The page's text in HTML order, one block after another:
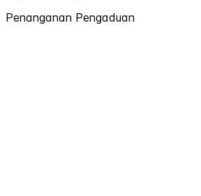
Penanganan Pengaduan